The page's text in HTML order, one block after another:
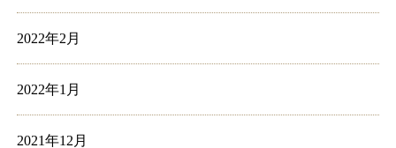
2022年2月
2022年1月
2021年12月